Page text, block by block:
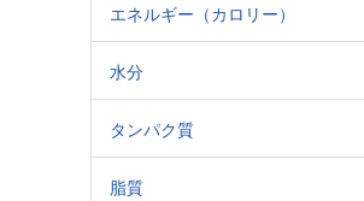
エネルギー（カロリー）
水分
タンパク質
脂質